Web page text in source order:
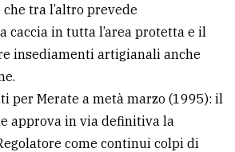
tra l’altro prevede
caccia in tutta l’area protetta e il
insediamenti artigianali anche
per Merate a metà marzo (1995): il
approva in via definitiva la
come continui colpi di